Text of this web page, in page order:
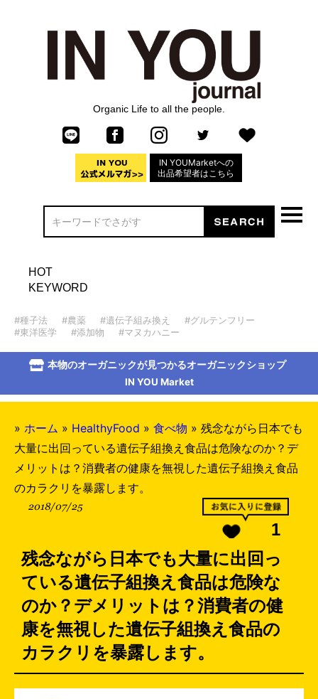
Organic Life to all the people.
IN YOUMarketへの
出品希望者はこちら
HOT
KEYWORD
#種子法 #農薬 #遺伝子組み換え
#グルテンフリー
#東洋医学
#添加物 #マヌカハニー
本物のオーガニックが見つかるオーガニックショップ
IN YOU Market
» ホーム » HealthyFood » 食べ物 » 残念ながら日本でも
大量に出回っている遺伝子組換え食品は危険なのか？デ
メリットは？消費者の健康を無視した遺伝子組換え食品
のカラクリを暴露します。
2018/07/25
1
残念ながら日本でも大量に出回っ
ている遺伝子組換え食品は危険な
のか？デメリットは？消費者の健
康を無視した遺伝子組換え食品の
カラクリを暴露します。